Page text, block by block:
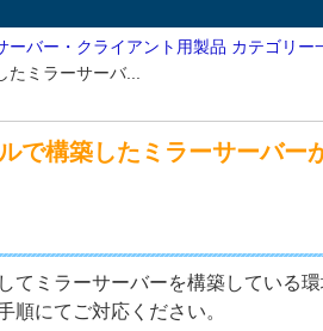
ーバー・クライアント用製品 カテゴリー
たミラーサーバ...
で構築したミラーサーバ
てミラーサーバーを構築している
順にてご対応ください。